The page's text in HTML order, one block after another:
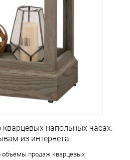
кварцевых напольных часах.
из интернета
объёмы продаж кварцевых